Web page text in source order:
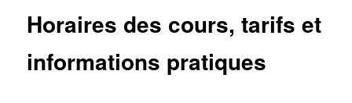
Horaires des cours, tarifs et
informations pratiques